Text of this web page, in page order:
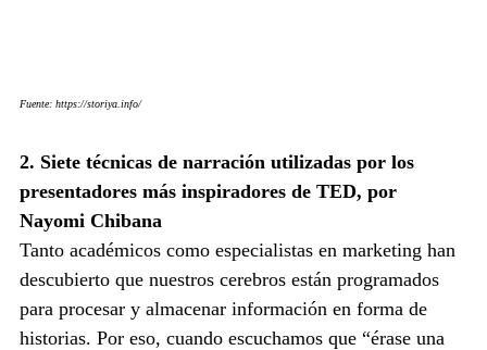
Fuente: https://storiya.info/
2. Siete técnicas de narración utilizadas por los
presentadores más inspiradores de TED, por
Nayomi Chibana
Tanto académicos como especialistas en marketing han
descubierto que nuestros cerebros están programados
para procesar y almacenar información en forma de
historias. Por eso, cuando escuchamos que “érase una